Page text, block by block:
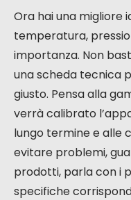
Ora hai una migliore
temperatura,
importanza. Non
una scheda tecnica
giusto. Pensa alla
verrà calibrato
lungo termine e alle
evitare problemi,
prodotti, parla con i
specifiche